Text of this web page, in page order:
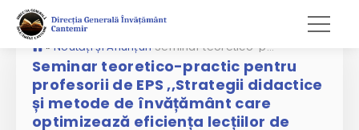
» Noutăți și Anunțuri Seminar teoretico-practic pentru profesorii de EPS ,,Strategii didactice și metode de învățământ care optimizează eficiența lecțiilor de EPS”.
Seminar teoretico-practic pentru
profesorii de EPS ,,Strategii didactice
și metode de învățământ care
optimizează eficiența lecțiilor de